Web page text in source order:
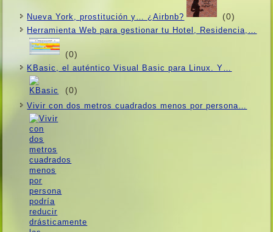
Nueva York, prostitución y… ¿Airbnb? (0)
Herramienta Web para gestionar tu Hotel, Residencia,…
(0)
KBasic, el auténtico Visual Basic para Linux. Y…
(0)
Vivir con dos metros cuadrados menos por persona…